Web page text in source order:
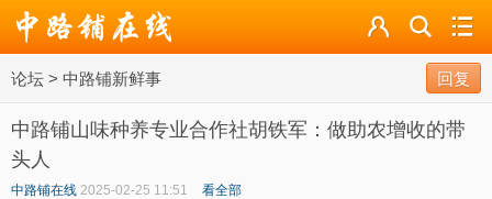
论坛 > 中路铺新鲜事 回复
中路铺山味种养专业合作社胡铁军：做助农增收的带
头人
中路铺在线 2025-02-25 11:51 看全部
标签